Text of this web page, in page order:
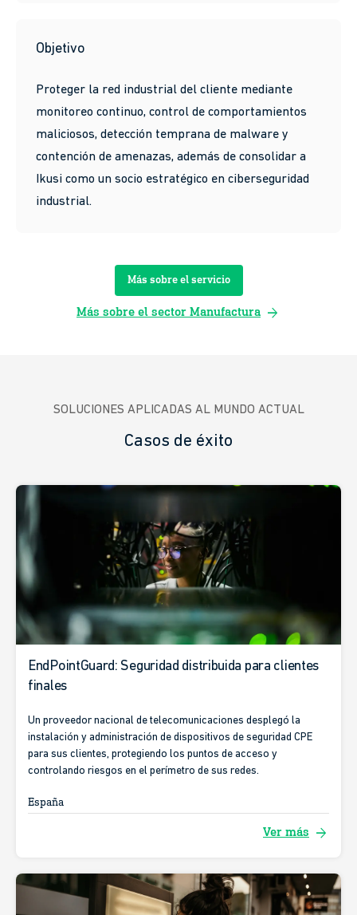
Objetivo
Proteger la red industrial del cliente mediante
monitoreo continuo, control de comportamientos
maliciosos, detección temprana de malware y
contención de amenazas, además de consolidar a
Ikusi como un socio estratégico en ciberseguridad
industrial.
Más sobre el servicio
Más sobre el sector Manufactura arrow_forward
SOLUCIONES APLICADAS AL MUNDO ACTUAL
Casos de éxito
EndPointGuard: Seguridad distribuida para clientes
finales
Un proveedor nacional de telecomunicaciones desplegó la
instalación y administración de dispositivos de seguridad CPE
para sus clientes, protegiendo los puntos de acceso y
controlando riesgos en el perímetro de sus redes.
España
Ver más arrow_forward